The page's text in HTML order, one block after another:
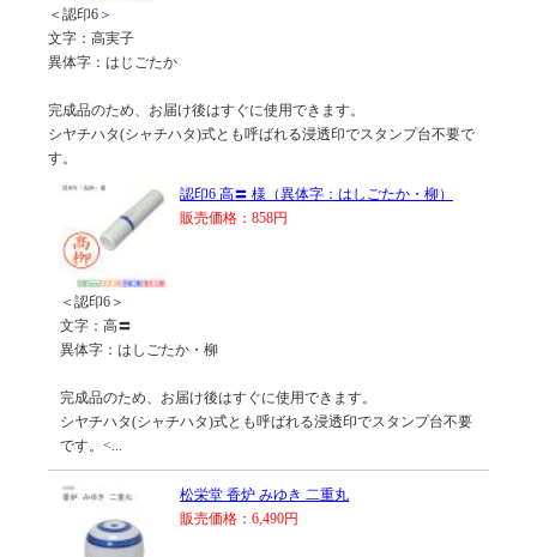
＜認印6＞
文字：高実子
異体字：はじごたか
完成品のため、お届け後はすぐに使用できます。
シヤチハタ(シャチハタ)式とも呼ばれる浸透印でスタンプ台不要で
す。
認印6 高〓 様（異体字：はしごたか・柳）
販売価格：858円
＜認印6＞
文字：高〓
異体字：はしごたか・柳
完成品のため、お届け後はすぐに使用できます。
シヤチハタ(シャチハタ)式とも呼ばれる浸透印でスタンプ台不要
です。<...
松栄堂 香炉 みゆき 二重丸
販売価格：6,490円